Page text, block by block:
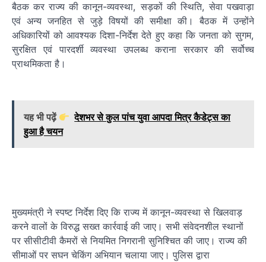
बैठक कर राज्य की कानून-व्यवस्था, सड़कों की स्थिति, सेवा पखवाड़ा
एवं अन्य जनहित से जुड़े विषयों की समीक्षा की। बैठक में उन्होंने
अधिकारियों को आवश्यक दिशा-निर्देश देते हुए कहा कि जनता को सुगम,
सुरक्षित एवं पारदर्शी व्यवस्था उपलब्ध कराना सरकार की सर्वोच्च
प्राथमिकता है।
यह भी पढ़ें
देशभर से कुल पांच युवा आपदा मित्र कैडेट्स का
हुआ है चयन
मुख्यमंत्री ने स्पष्ट निर्देश दिए कि राज्य में कानून-व्यवस्था से खिलवाड़
करने वालों के विरुद्ध सख्त कार्रवाई की जाए। सभी संवेदनशील स्थानों
पर सीसीटीवी कैमरों से नियमित निगरानी सुनिश्चित की जाए। राज्य की
सीमाओं पर सघन चेकिंग अभियान चलाया जाए। पुलिस द्वारा